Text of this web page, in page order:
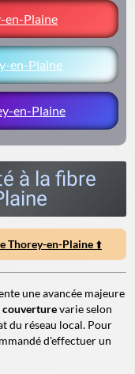
en-Plaine
en-Plaine
en-Plaine
à la fibre
Thorey-en-Plaine ⬆️
une avancée majeure
couverturevarie selon
du réseau local. Pour
d'effectuer un